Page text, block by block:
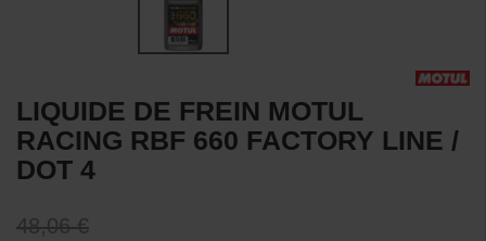
LIQUIDE DE FREIN MOTUL
RACING RBF 660 FACTORY LINE /
DOT 4
48,06 €